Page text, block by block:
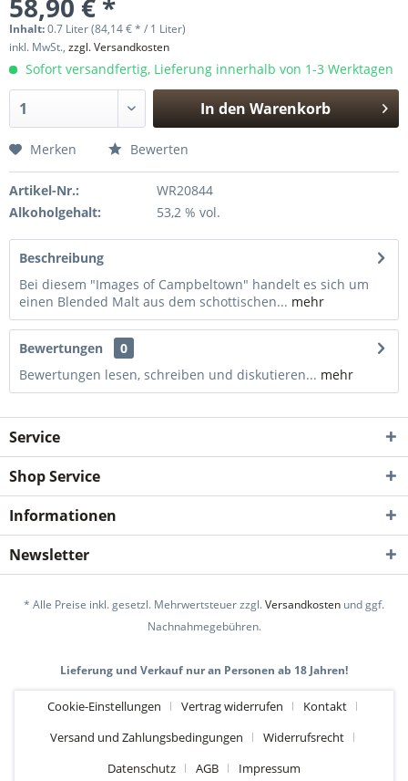
58,90 € *
Inhalt:0.7 Liter (84,14 € * / 1 Liter)
inkl. MwSt., zzgl. Versandkosten
Sofort versandfertig, Lieferung innerhalb von 1-3 Werktagen
In den Warenkorb
Merken Bewerten
Artikel-Nr.:
WR20844
Alkoholgehalt:
53,2 % vol.
Beschreibung
Bei diesem "Images of Campbeltown" handelt es sich um
einen Blended Malt aus dem schottischen... mehr
Bewertungen
0
Bewertungen lesen, schreiben und diskutieren... mehr
Service
Shop Service
Informationen
Newsletter
* Alle Preise inkl. gesetzl. Mehrwertsteuer zzgl.Versandkosten und ggf.
Nachnahmegebühren.
Lieferung und Verkauf nur an Personen ab 18 Jahren!
Cookie-Einstellungen Vertrag widerrufen
Kontakt
Versand und Zahlungsbedingungen
Widerrufsrecht
Datenschutz
AGB Impressum